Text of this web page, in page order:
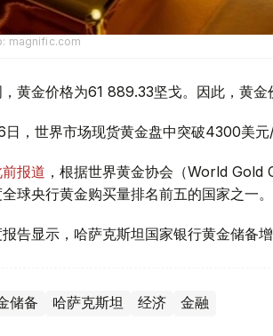
magnific.com
，黄金价格为61 889.33坚戈。因此，黄
日，世界市场现货黄金盘中突破4300美元
报道 ，根据世界黄金协会（World
球央行黄金购买量排名前五的国家之一。
告显示，哈萨克斯坦国家银行黄金储备增
储备 哈萨克斯坦 经济 金融